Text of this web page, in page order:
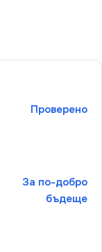
Проверено
За по-добро
бъдеще